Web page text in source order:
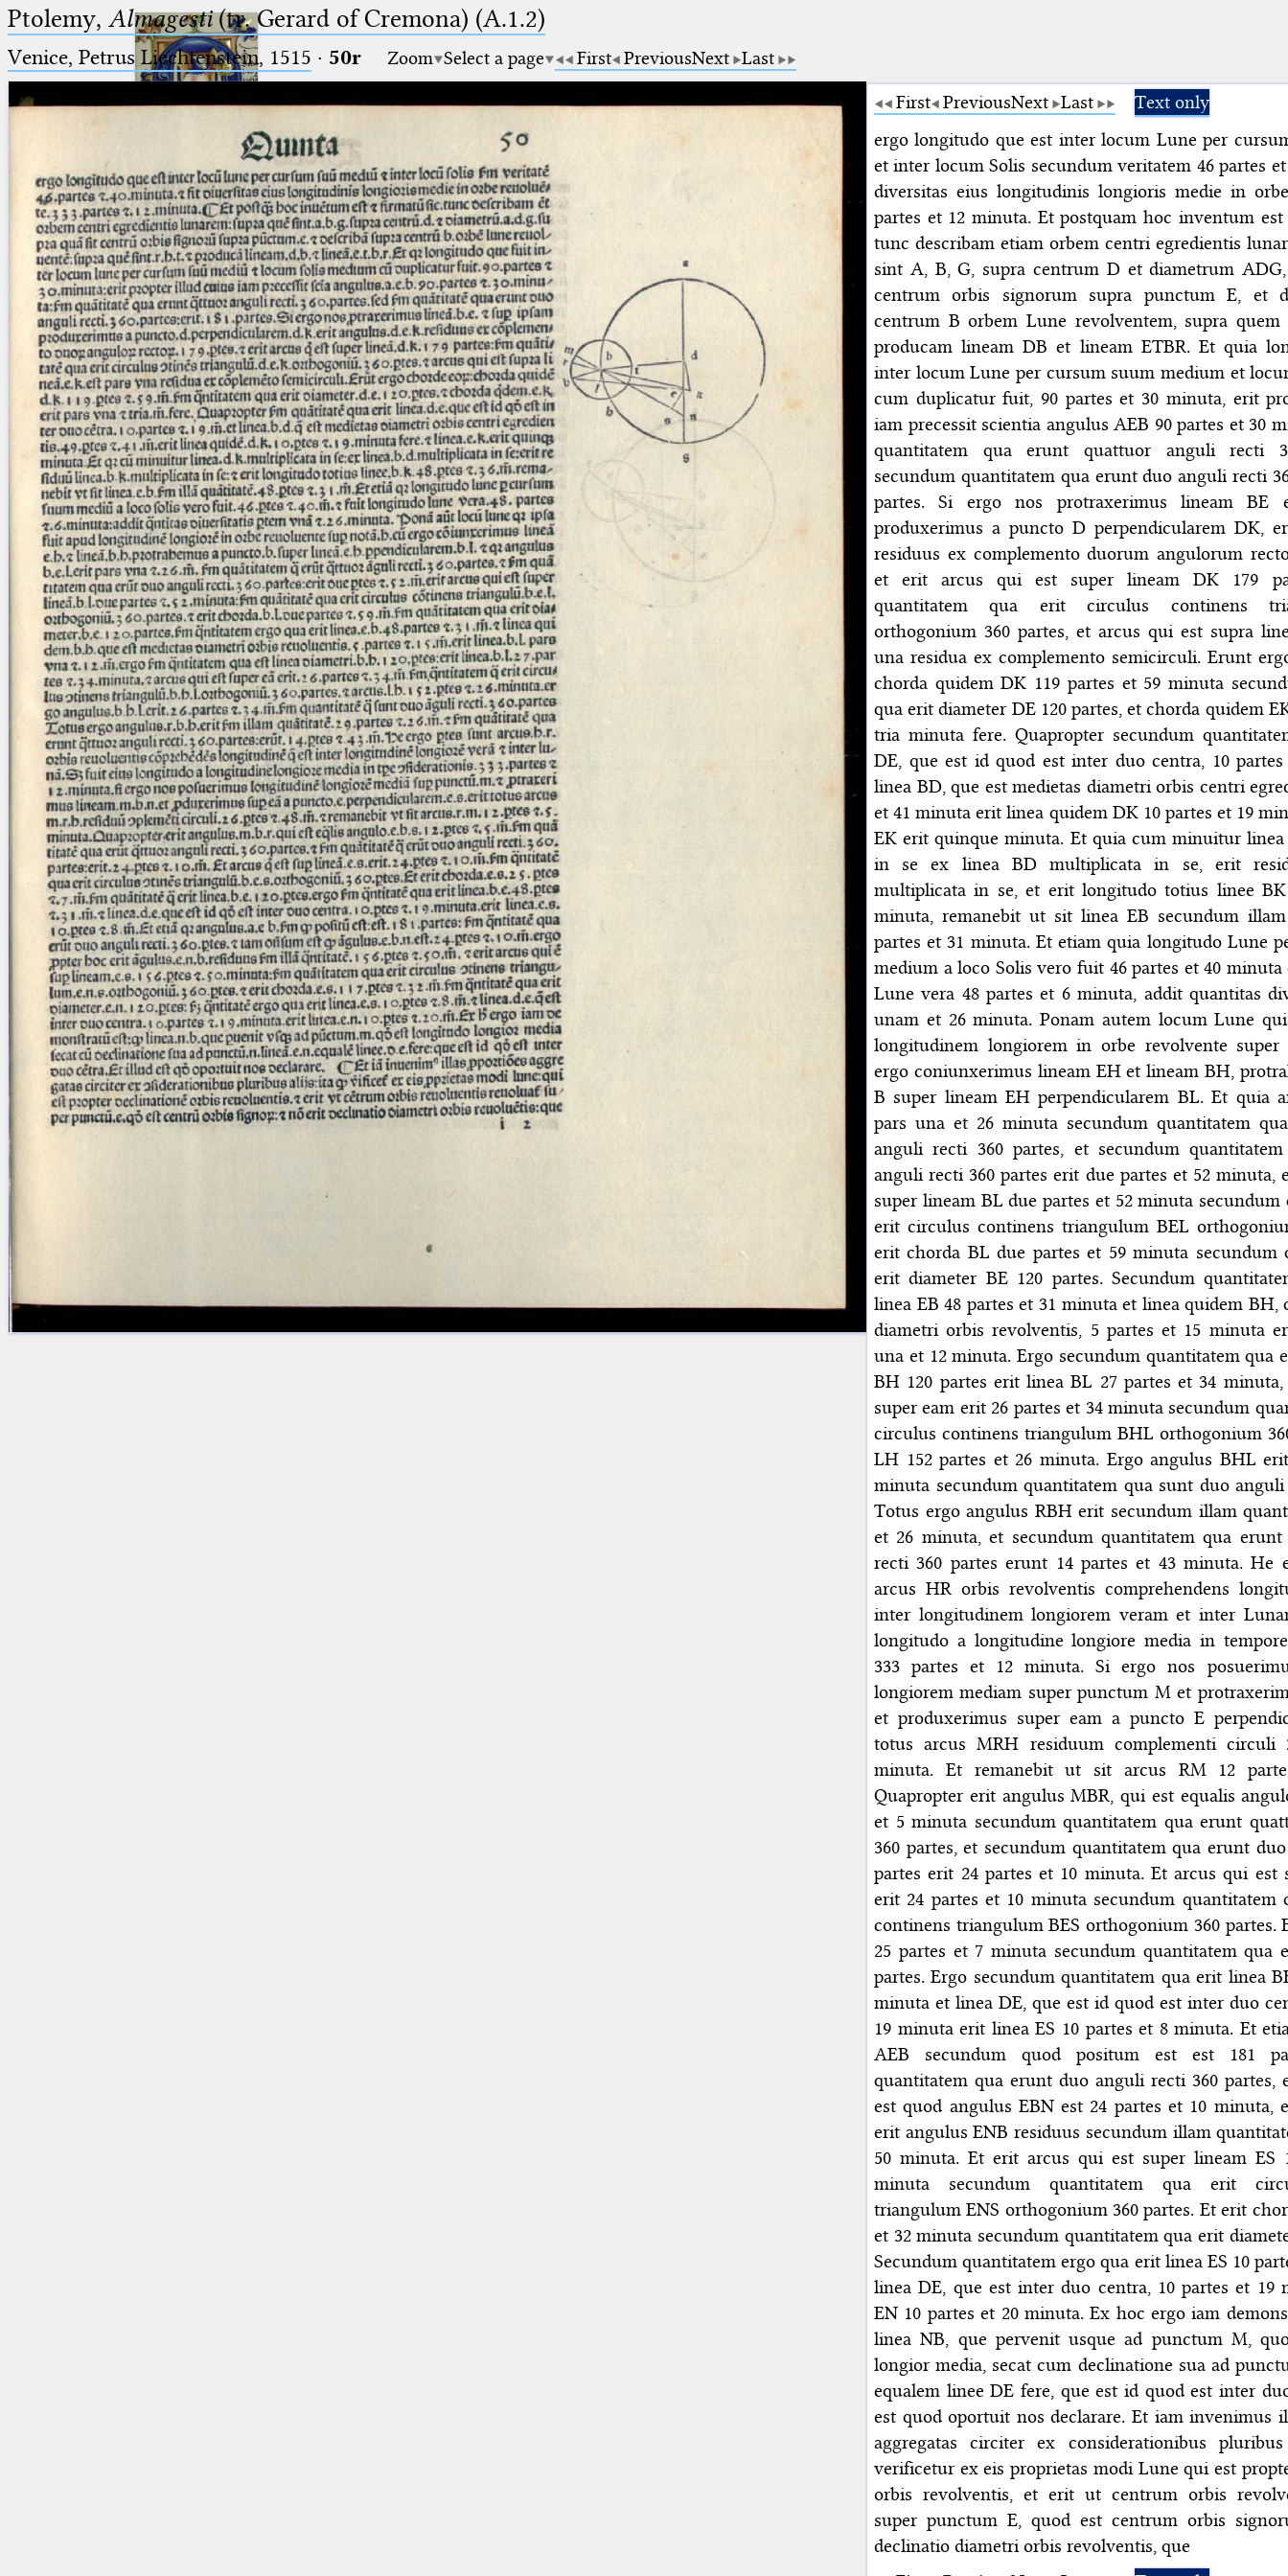
Ptolemaeus
Arabus et Latinus
(the underscore) is the placeholder
for exactly one character.
%
(the percent sign) is the
placeholder for no, one or more
than one character.
%% (two percent signs) is the
placeholder for no, one or more
than one character, but not for
blank space (so that a search ends
at word boundaries).
🔎︎
Start
Project
Team
News
Jobs
Publications
Conference
Arabic Works
Arabic Manuscripts
Latin Works
Latin Manuscripts
Latin Early Prints
Images
Texts
betaGlossary
Resources
Licenses·FAQ·Contact·
Impressum·Privacy· 2013
Print 🖨
Ptolemy, Almagesti(tr. Gerard of Cremona) (A.1.2)
Venice, Petrus Liechtenstein, 1515 · 50r Zoom Select a page First PreviousNext Last
First PreviousNext Last
Text only
ergo longitudo que est inter locum Lune per
et inter locum Solis secundum veritatem 46 partes
diversitas eius longitudinis longioris medie in
partes et 12 minuta. Et postquam hoc inventum
tunc describam etiam orbem centri egredientis
sint A, B, G, supra centrum D et diametrum
centrum orbis signorum supra punctum E, et
centrum B orbem Lune revolventem, supra
producam lineam DB et lineam ETBR. Et quia
inter locum Lune per cursum suum medium et
cum duplicatur fuit, 90 partes et 30 minuta, erit
iam precessit scientia angulus AEB 90 partes et 30
quantitatem qua erunt quattuor anguli recti
secundum quantitatem qua erunt duo anguli recti
partes. Si ergo nos protraxerimus lineam BE
produxerimus a puncto D perpendicularem DK,
residuus ex complemento duorum angulorum
et erit arcus qui est super lineam DK 179
quantitatem qua erit circulus continens
orthogonium 360 partes, et arcus qui est supra
una residua ex complemento semicirculi. Erunt
chorda quidem DK 119 partes et 59 minuta
qua erit diameter DE 120 partes, et chorda quidem
tria minuta fere. Quapropter secundum
DE, que est id quod est inter duo centra, 10
linea BD, que est medietas diametri orbis centri
et 41 minuta erit linea quidem DK 10 partes et 19
EK erit quinque minuta. Et quia cum minuitur
in se ex linea BD multiplicata in se, erit
multiplicata in se, et erit longitudo totius linee
minuta, remanebit ut sit linea EB secundum
partes et 31 minuta. Et etiam quia longitudo Lune
medium a loco Solis vero fuit 46 partes et 40
Lune vera 48 partes et 6 minuta, addit quantitas
unam et 26 minuta. Ponam autem locum Lune
longitudinem longiorem in orbe revolvente
ergo coniunxerimus lineam EH et lineam BH,
B super lineam EH perpendicularem BL. Et quia
pars una et 26 minuta secundum quantitatem
anguli recti 360 partes, et secundum
anguli recti 360 partes erit due partes et 52 minuta,
super lineam BL due partes et 52 minuta
erit circulus continens triangulum BEL
erit chorda BL due partes et 59 minuta secundum
erit diameter BE 120 partes. Secundum
linea EB 48 partes et 31 minuta et linea quidem BH,
diametri orbis revolventis, 5 partes et 15 minuta
una et 12 minuta. Ergo secundum quantitatem qua
BH 120 partes erit linea BL 27 partes et 34
super eam erit 26 partes et 34 minuta secundum
circulus continens triangulum BHL orthogonium
LH 152 partes et 26 minuta. Ergo angulus BHL
minuta secundum quantitatem qua sunt duo anguli
Totus ergo angulus RBH erit secundum illam
et 26 minuta, et secundum quantitatem qua
recti 360 partes erunt 14 partes et 43 minuta. He
arcus HR orbis revolventis comprehendens
inter longitudinem longiorem veram et inter
longitudo a longitudine longiore media in
333 partes et 12 minuta. Si ergo nos
longiorem mediam super punctum M et
et produxerimus super eam a puncto E
totus arcus MRH residuum complementi circuli
minuta. Et remanebit ut sit arcus RM 12
Quapropter erit angulus MBR, qui est equalis
et 5 minuta secundum quantitatem qua erunt
360 partes, et secundum quantitatem qua erunt
partes erit 24 partes et 10 minuta. Et arcus qui est
erit 24 partes et 10 minuta secundum quantitatem
continens triangulum BES orthogonium 360 partes.
25 partes et 7 minuta secundum quantitatem qua
partes. Ergo secundum quantitatem qua erit linea
minuta et linea DE, que est id quod est inter duo
19 minuta erit linea ES 10 partes et 8 minuta. Et
AEB secundum quod positum est est 181
quantitatem qua erunt duo anguli recti 360 partes,
est quod angulus EBN est 24 partes et 10 minuta,
erit angulus ENB residuus secundum illam
50 minuta. Et erit arcus qui est super lineam ES
minuta secundum quantitatem qua erit
triangulum ENS orthogonium 360 partes. Et erit
et 32 minuta secundum quantitatem qua erit
Secundum quantitatem ergo qua erit linea ES 10
linea DE, que est inter duo centra, 10 partes et 19
EN 10 partes et 20 minuta. Ex hoc ergo iam
linea NB, que pervenit usque ad punctum M,
longior media, secat cum declinatione sua ad
equalem linee DE fere, que est id quod est inter
est quod oportuit nos declarare. Et iam invenimus
aggregatas circiter ex considerationibus
verificetur ex eis proprietas modi Lune qui est
orbis revolventis, et erit ut centrum orbis
super punctum E, quod est centrum orbis
declinatio diametri orbis revolventis, que